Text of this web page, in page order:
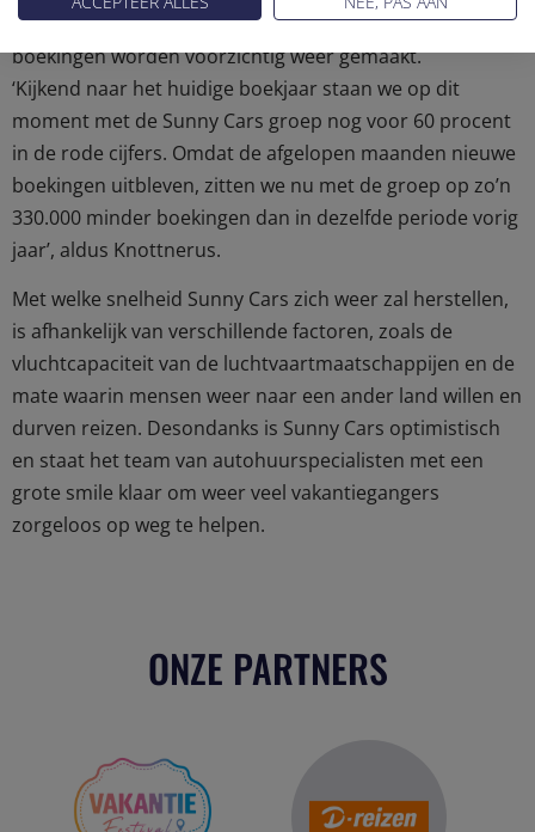
eerste helft van juni zit er inmiddels op en de eerste
boekingen worden voorzichtig weer gemaakt.
‘Kijkend naar het huidige boekjaar staan we op dit
moment met de Sunny Cars groep nog voor 60 procent
in de rode cijfers. Omdat de afgelopen maanden nieuwe
boekingen uitbleven, zitten we nu met de groep op zo’n
330.000 minder boekingen dan in dezelfde periode vorig
jaar’, aldus Knottnerus.
Met welke snelheid Sunny Cars zich weer zal herstellen,
is afhankelijk van verschillende factoren, zoals de
vluchtcapaciteit van de luchtvaartmaatschappijen en de
mate waarin mensen weer naar een ander land willen en
durven reizen. Desondanks is Sunny Cars optimistisch
en staat het team van autohuurspecialisten met een
grote smile klaar om weer veel vakantiegangers
zorgeloos op weg te helpen.
ONZE PARTNERS